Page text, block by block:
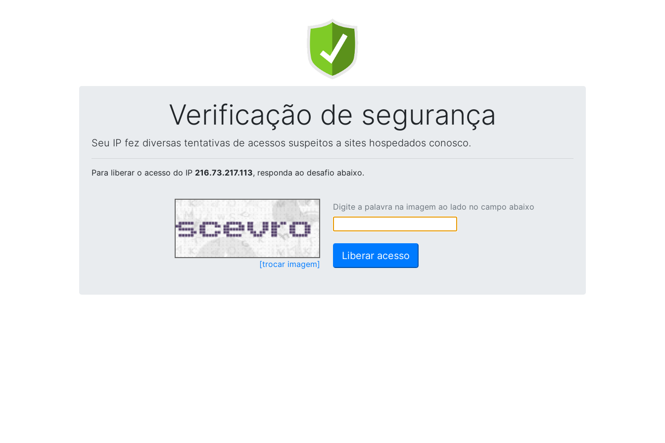
Verificação de segurança
Seu IP fez diversas tentativas de acessos suspeitos a sites hospedados conosco.
Para liberar o acesso do IP 216.73.217.113, responda ao desafio abaixo.
[trocar imagem]
Digite a palavra na imagem ao lado no campo abaixo